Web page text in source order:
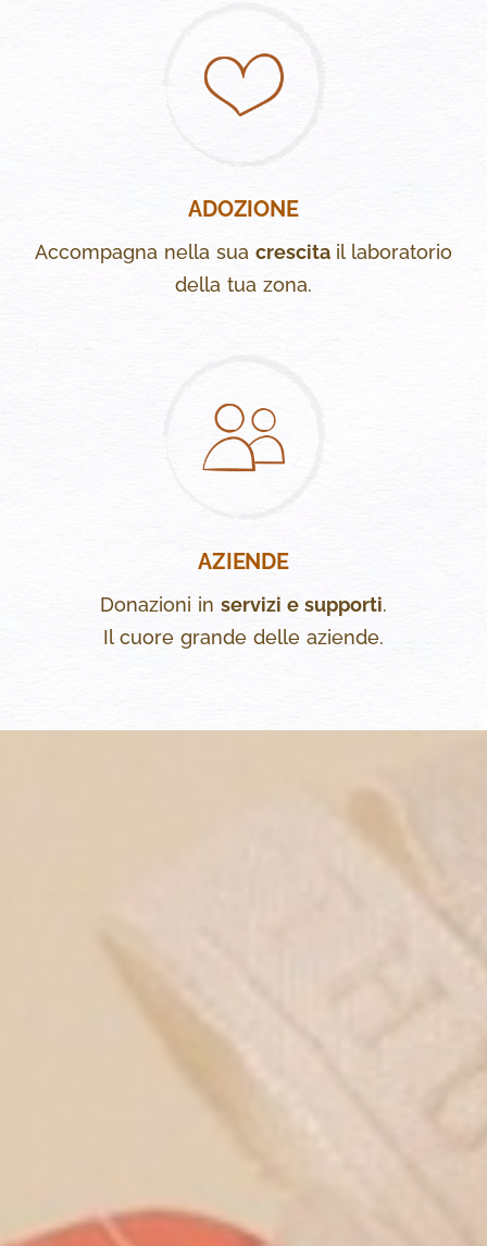
ADOZIONE
Accompagna nella sua crescita il laboratorio
della tua zona.
AZIENDE
Donazioni in servizi e supporti.
Il cuore grande delle aziende.